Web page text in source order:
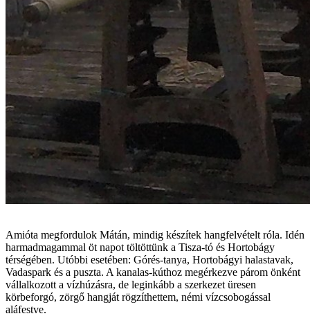
Amióta megfordulok Mátán, mindig készítek hangfelvételt róla. Idén
harmadmagammal öt napot töltöttünk a Tisza-tó és Hortobágy
térségében. Utóbbi esetében: Górés-tanya, Hortobágyi halastavak,
Vadaspark és a puszta. A kanalas-kúthoz megérkezve párom önként
vállalkozott a vízhúzásra, de leginkább a szerkezet üresen
körbeforgó, zörgő hangját rögzíthettem, némi vízcsobogással
aláfestve.